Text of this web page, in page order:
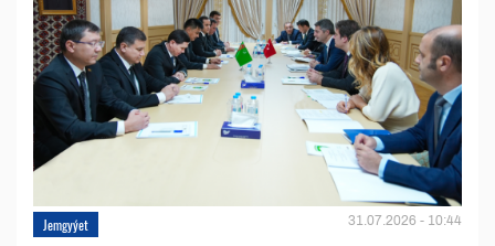
Jemgyýet 31.07.2026 - 10:44